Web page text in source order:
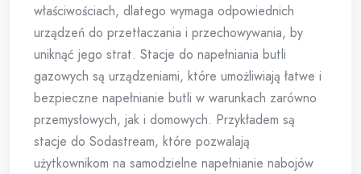
właściwościach, dlatego wymaga odpowiednich
urządzeń do przetłaczania i przechowywania, by
uniknąć jego strat. Stacje do napełniania butli
gazowych są urządzeniami, które umożliwiają łatwe i
bezpieczne napełnianie butli w warunkach zarówno
przemysłowych, jak i domowych. Przykładem są
stacje do Sodastream, które pozwalają
użytkownikom na samodzielne napełnianie nabojów